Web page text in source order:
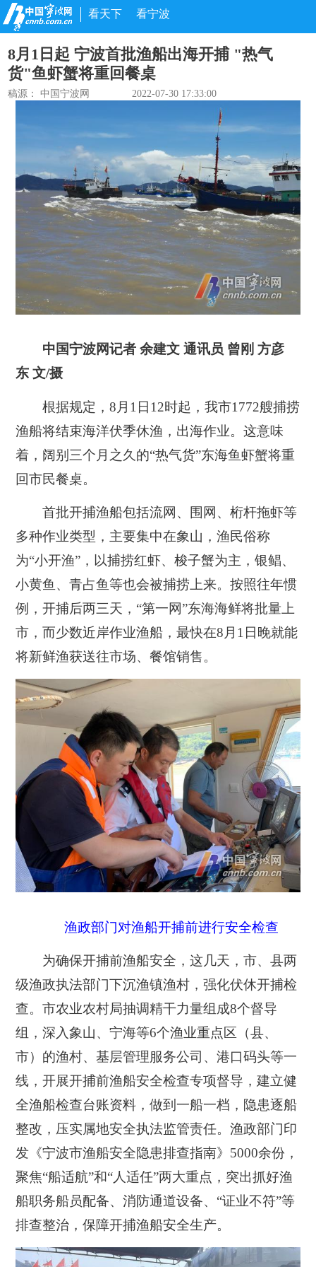
看天下 看宁波
8月1日起 宁波首批渔船出海开捕 "热气
货"鱼虾蟹将重回餐桌
稿源： 中国宁波网 2022-07-30 17:33:00
中国宁波网记者 余建文 通讯员 曾刚 方彦
东 文/摄
根据规定，8 月 1 日 12时起，我市1772艘捕捞
渔船将结束海洋伏季休渔，出海作业。这意味
着，阔别三个月之久的“热气货”东海鱼虾蟹将重
回市民餐桌。
首批开捕渔船包括流网、围网、桁杆拖虾等
多种作业类型 ，主要集中在象山，渔民俗称
为“小开渔”，以捕捞红虾、梭子蟹为主，银鲳、
小黄鱼、青占鱼等也会被捕捞上来。按照往年惯
例，开捕后两三天，“第一网”东海海鲜将批量上
市，而少数近岸作业渔船，最快在8月 1 日晚就能
将新鲜渔获送往市场、餐馆销售。
渔政部门对渔船开捕前进行安全检查
为确保开捕前渔船安全，这几天，市、县两
级渔政执法部门下沉渔镇渔村，强化伏休开捕检
查。市农业农村局抽调精干力量组成8个督导
组，深入象山、宁海等6个渔业重点 区 （县、
市） 的渔村、基层管理服务公司、港口码头等一
线 ，开展开捕前渔船安全检查专项督导，建立健
全渔船检查台账资料，做到一船一档，隐患逐船
整改，压实属地安全执法监管责任。渔政部门印
发《宁波市渔船安全隐患排查指南》 5000余份，
聚焦“船适航”和“人适任”两大重点，突出抓好渔
船职务船员配备、消防通道设备、“证业不符”等
排查整治，保障开捕渔船安全生产。